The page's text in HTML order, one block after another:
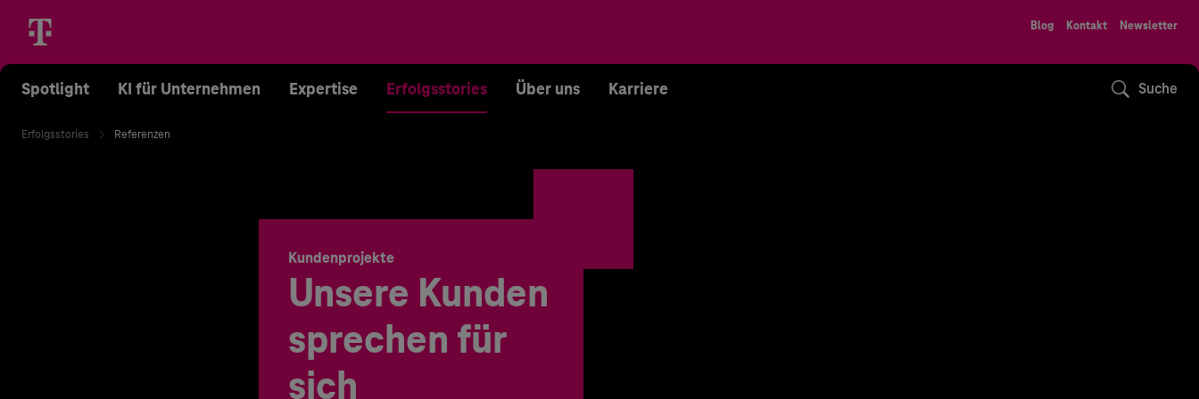
Blog Kontakt Newsletter
Spotlight KI für Unternehmen Expertise Erfolgsstories Über uns Karriere Suche
Erfolgsstories Referenzen
Kundenprojekte
Unsere Kunden
sprechen für
sich